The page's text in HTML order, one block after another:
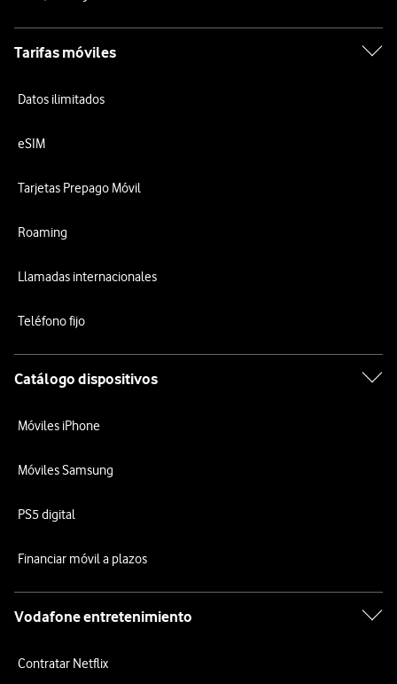
Tarifas móviles
Datos ilimitados
eSIM
Tarjetas Prepago Móvil
Roaming
Llamadas internacionales
Teléfono fijo
Catálogo dispositivos
Móviles iPhone
Móviles Samsung
PS5 digital
Financiar móvil a plazos
Vodafone entretenimiento
Contratar Netflix